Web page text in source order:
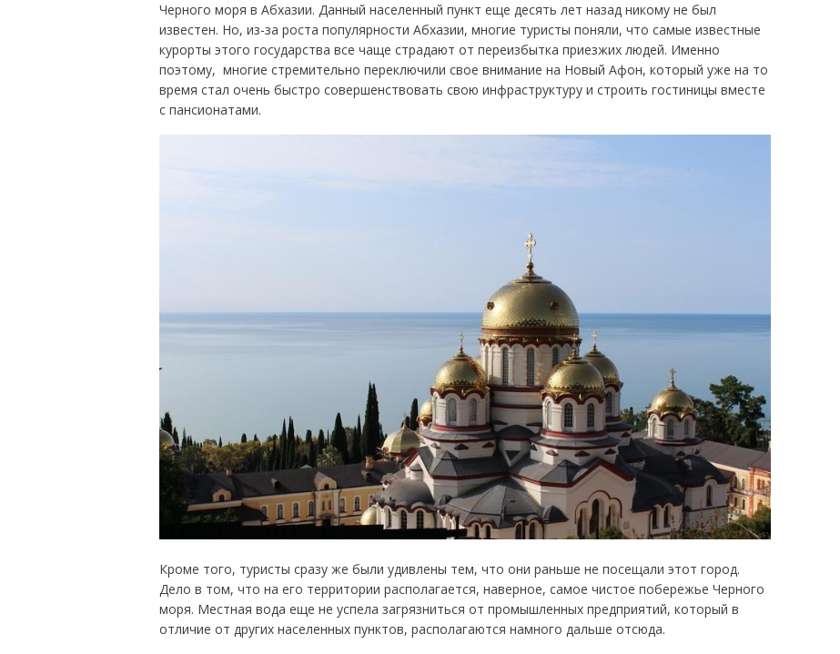
Черного моря в Абхазии. Данный населенный пункт еще десять лет назад никому не был
известен. Но, из-за роста популярности Абхазии, многие туристы поняли, что самые известные
курорты этого государства все чаще страдают от переизбытка приезжих людей. Именно
поэтому, многие стремительно переключили свое внимание на Новый Афон, который уже на то
время стал очень быстро совершенствовать свою инфраструктуру и строить гостиницы вместе
с пансионатами.
Кроме того, туристы сразу же были удивлены тем, что они раньше не посещали этот город.
Дело в том, что на его территории располагается, наверное, самое чистое побережье Черного
моря. Местная вода еще не успела загрязниться от промышленных предприятий, который в
отличие от других населенных пунктов, располагаются намного дальше отсюда.